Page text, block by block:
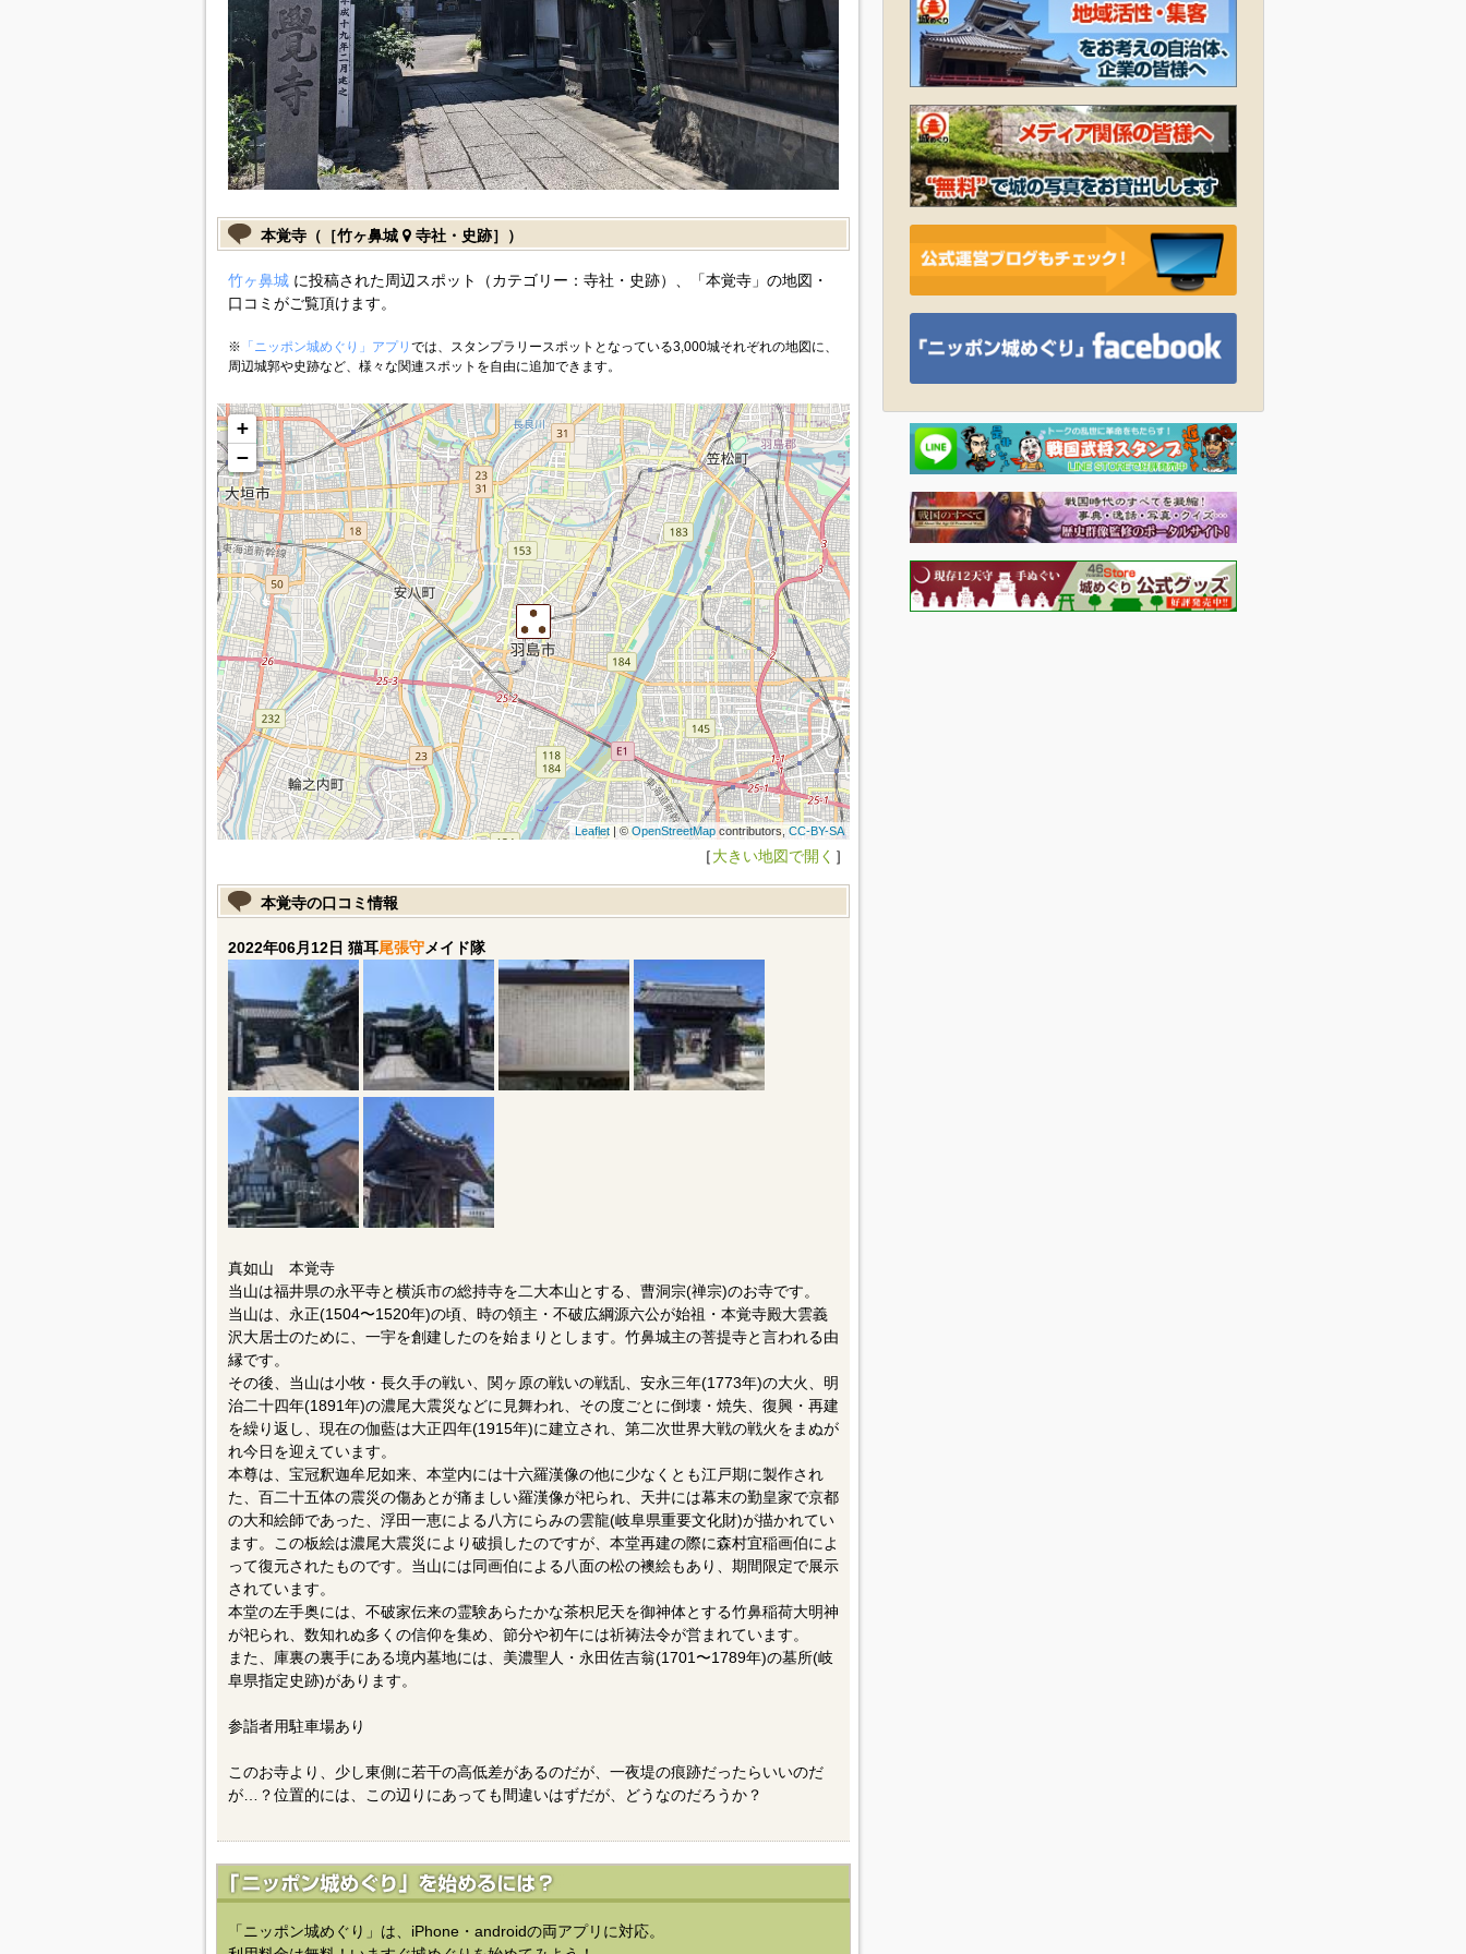
本覚寺（［竹ヶ鼻城 寺社・史跡］）
竹ヶ鼻城に投稿された周辺スポット（カテゴリー：寺社・史跡）、「本覚寺」の地図・
口コミがご覧頂けます。
※ 「ニッポン城めぐり」アプリ では、スタンプラリースポットとなっている3,000城それぞれの地図に、
周辺城郭や史跡など、様々な関連スポットを自由に追加できます。
+
−
Leaflet| © OpenStreetMapcontributors, CC-BY-SA
［大きい地図で開く ］
本覚寺の口コミ情報
2022年06月12日 猫耳尾張守メイド隊
真如山 本覚寺
当山は福井県の永平寺と横浜市の総持寺を二大本山とする、曹洞宗(禅宗)のお寺です。
当山は、永正(1504〜1520年)の頃、時の領主・不破広綱源六公が始祖・本覚寺殿大雲義
沢大居士のために、一宇を創建したのを始まりとします。竹鼻城主の菩提寺と言われる由
縁です。
その後、当山は小牧・長久手の戦い、関ヶ原の戦いの戦乱、安永三年(1773年)の大火、明
治二十四年(1891年)の濃尾大震災などに見舞われ、その度ごとに倒壊・焼失、復興・再建
を繰り返し、現在の伽藍は大正四年(1915年)に建立され、第二次世界大戦の戦火をまぬが
れ今日を迎えています。
本尊は、宝冠釈迦牟尼如来、本堂内には十六羅漢像の他に少なくとも江戸期に製作され
た、百二十五体の震災の傷あとが痛ましい羅漢像が祀られ、天井には幕末の勤皇家で京都
の大和絵師であった、浮田一恵による八方にらみの雲龍(岐阜県重要文化財)が描かれてい
ます。この板絵は濃尾大震災により破損したのですが、本堂再建の際に森村宜稲画伯によ
って復元されたものです。当山には同画伯による八面の松の襖絵もあり、期間限定で展示
されています。
本堂の左手奥には、不破家伝来の霊験あらたかな茶枳尼天を御神体とする竹鼻稲荷大明神
が祀られ、数知れぬ多くの信仰を集め、節分や初午には祈祷法令が営まれています。
また、庫裏の裏手にある境内墓地には、美濃聖人・永田佐吉翁(1701〜1789年)の墓所(岐
阜県指定史跡)があります。
参詣者用駐車場あり
このお寺より、少し東側に若干の高低差があるのだが、一夜堤の痕跡だったらいいのだ
が…？位置的には、この辺りにあっても間違いはずだが、どうなのだろうか？
「ニッポン城めぐり」は、iPhone・androidの両アプリに対応。